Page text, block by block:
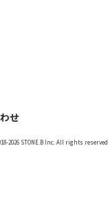
せ
2026 STONE.B Inc. All rights reserved.